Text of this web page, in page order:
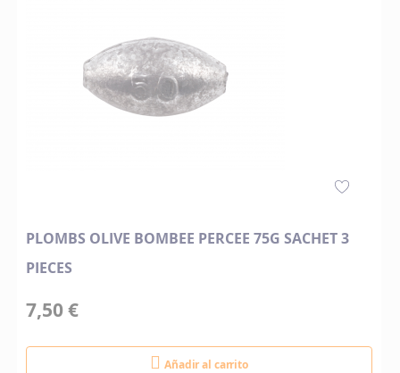
PLOMBS OLIVE BOMBEE PERCEE 75G SACHET 3
PIECES
7,50 €
Añadir al carrito